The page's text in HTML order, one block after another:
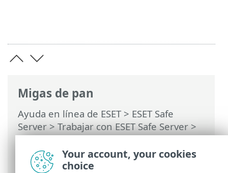
Migas de pan
Ayuda en línea de ESET> ESET Safe
Server>Trabajar con ESET Safe Server>
Configuración avanzada>Protecciones>
Protección del sistema de archivos en
tiempo real
Your account, your cookies
choice